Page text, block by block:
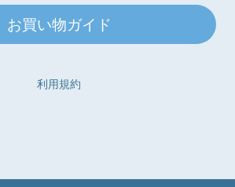
お買い物ガイド
利用規約